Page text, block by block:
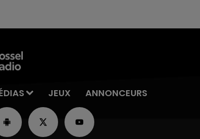
JEUX ANNONCEURS